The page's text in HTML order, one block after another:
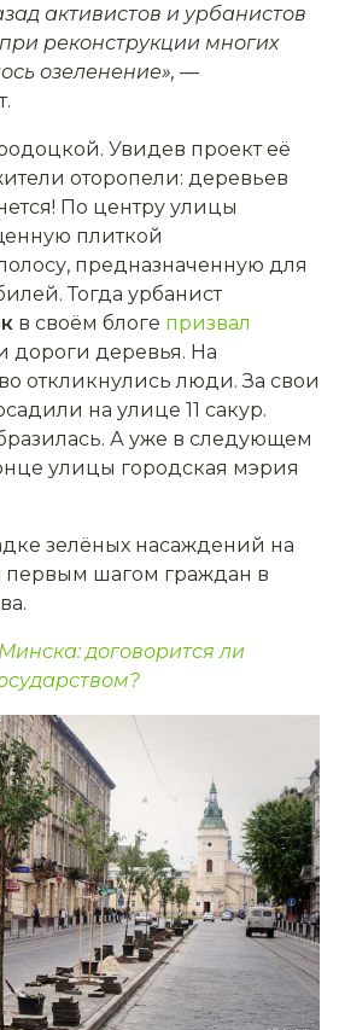
активистов и урбанистов
реконструкции многих
озеленение», —
Увидев проект её
оторопели: деревьев
По центру улицы
плиткой
предназначенную для
Тогда урбанист
в своём блоге призвал
дороги деревья. На
откликнулись люди. За свои
на улице 11 сакур.
А уже в следующем
улицы городская мэрия
зелёных насаждений на
первым шагом граждан в
договорится ли